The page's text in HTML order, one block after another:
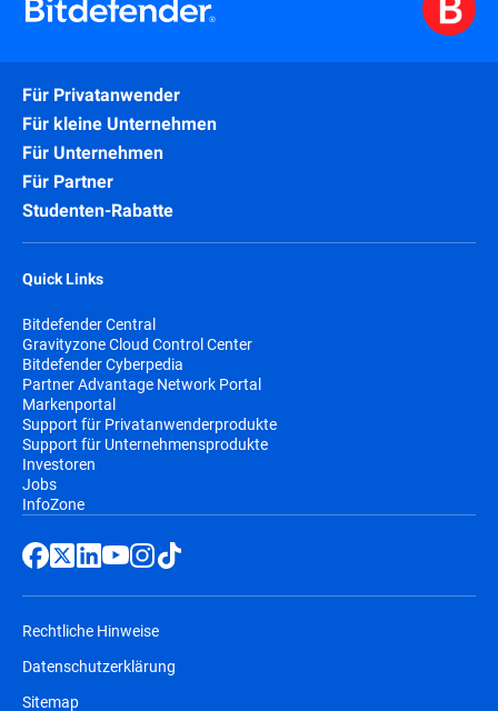
Für Privatanwender
Für kleine Unternehmen
Für Unternehmen
Für Partner
Studenten-Rabatte
Quick Links
Bitdefender Central
Gravityzone Cloud Control Center
Bitdefender Cyberpedia
Partner Advantage Network Portal
Markenportal
Support für Privatanwenderprodukte
Support für Unternehmensprodukte
Investoren
Jobs
InfoZone
Rechtliche Hinweise
Datenschutzerklärung
Sitemap